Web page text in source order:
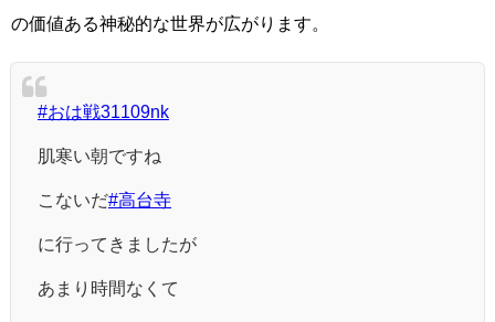
の価値ある神秘的な世界が広がります。
#おは戦31109nk
肌寒い朝ですね
こないだ#高台寺
に行ってきましたが
あまり時間なくて